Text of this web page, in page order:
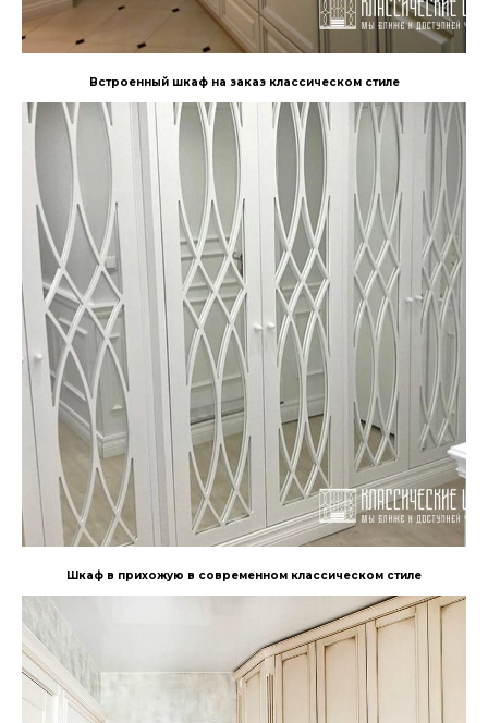
Встроенный шкаф на заказ классическом стиле
Шкаф в прихожую в современном классическом стиле